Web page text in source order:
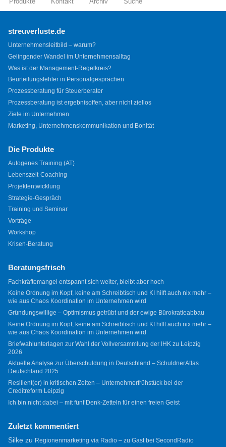
streuverluste.de
Unternehmensleitbild – warum?
Gelingender Wandel im Unternehmensalltag
Was ist der Management-Regelkreis?
Beurteilungsfehler in Personalgesprächen
Prozessberatung für Steuerberater
Prozessberatung ist ergebnisoffen, aber nicht ziellos
Ziele im Unternehmen
Marketing, Unternehmenskommunikation und Bonität
Die Produkte
Autogenes Training (AT)
Lebenszeit-Coaching
Projektentwicklung
Strategie-Gespräch
Training und Seminar
Vorträge
Workshop
Krisen-Beratung
Beratungsfrisch
Fachkräftemangel entspannt sich weiter, bleibt aber hoch
Keine Ordnung im Kopf, keine am Schreibtisch und KI hilft auch nix mehr –
wie aus Chaos Koordination im Unternehmen wird
Gründungswillige – Optimismus getrübt und der ewige Bürokratieabbau
Keine Ordnung im Kopf, keine am Schreibtisch und KI hilft auch nix mehr –
wie aus Chaos Koordination im Unternehmen wird
Briefwahlunterlagen zur Wahl der Vollversammlung der IHK zu Leipzig
2026
Aktuelle Analyse zur Überschuldung in Deutschland – SchuldnerAtlas
Deutschland 2025
Resilient(er) in kritischen Zeiten – Unternehmerfrühstück bei der
Creditreform Leipzig
Ich bin nicht dabei – mit fünf Denk-Zetteln für einen freien Geist
Zuletzt kommentiert
Silkezu Regionenmarketing via Radio – zu Gast bei SecondRadio